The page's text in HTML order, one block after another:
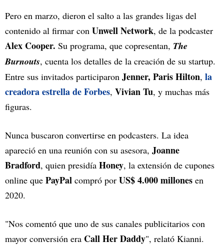
Pero en marzo, dieron el salto a las grandes ligas del
contenido al firmar con Unwell Network, de la podcaster
Alex Cooper. Su programa, que copresentan, The
Burnouts, cuenta los detalles de la creación de su startup.
Entre sus invitados participaron Jenner, Paris Hilton, la
creadora estrella de Forbes, Vivian Tu, y muchas más
figuras.
Nunca buscaron convertirse en podcasters. La idea
apareció en una reunión con su asesora, Joanne
Bradford, quien presidía Honey, la extensión de cupones
online que PayPal compró por US$ 4.000 millones en
2020.
"Nos comentó que uno de sus canales publicitarios con
mayor conversión era Call Her Daddy", relató Kianni.